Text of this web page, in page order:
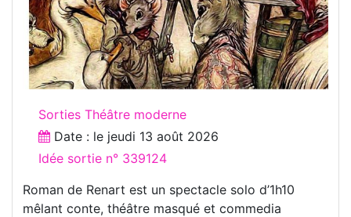
Sorties Théâtre moderne
Date : le jeudi 13 août 2026
Idée sortie n° 339124
Roman de Renart est un spectacle solo d’1h10
mêlant conte, théâtre masqué et commedia